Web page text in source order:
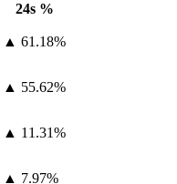
24s %
▲ 61.18%
▲ 55.62%
▲ 11.31%
▲ 7.97%